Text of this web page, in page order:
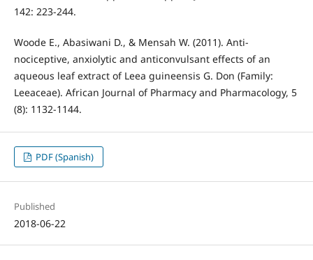
142: 223-244.
Woode E., Abasiwani D., & Mensah W. (2011). Anti-
nociceptive, anxiolytic and anticonvulsant effects of an
aqueous leaf extract of Leea guineensis G. Don (Family:
Leeaceae). African Journal of Pharmacy and Pharmacology, 5
(8): 1132-1144.
PDF (Spanish)
Published
2018-06-22